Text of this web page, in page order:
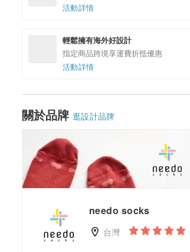
活動詳情
輕鬆擁有海外好設計
指定商品跨境享運費折抵優惠
活動詳情
關於品牌 逛設計品牌
needo socks
台灣